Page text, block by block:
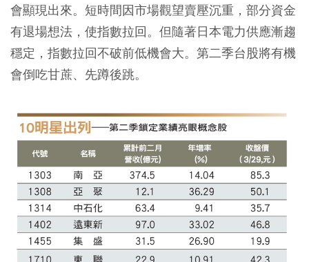
會顯現出來。短時間因市場觀望賣壓沉重，部分資金
有退場想法，使指數拉回。但隨著日本電力供應漸趨
穩定，指數拉回不破前低機會大。第二季台股將有機
會倒吃甘蔗、先蹲後跳。